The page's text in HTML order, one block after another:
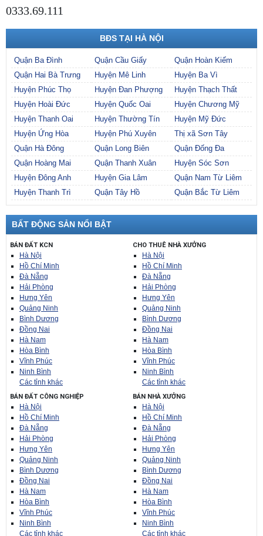
0333.69.111
BĐS TẠI HÀ NỘI
Quận Ba Đình Quận Cầu Giấy
Quận Hoàn Kiếm
Quận Hai Bà Trưng
Huyện Mê Linh
Huyện Ba Vì
Huyện Phúc Thọ
Huyện Đan Phượng
Huyện Thạch Thất
Huyện Hoài Đức
Huyện Quốc Oai
Huyện Chương Mỹ
Huyện Thanh Oai
Huyện Thường Tín
Huyện Mỹ Đức
Huyện Ứng Hòa
Huyện Phú Xuyên
Thị xã Sơn Tây
Quận Hà Đông
Quận Long Biên
Quận Đống Đa
Quận Hoàng Mai
Quận Thanh Xuân
Huyện Sóc Sơn
Huyện Đông Anh
Huyện Gia Lâm
Quận Nam Từ Liêm
Huyện Thanh Trì
Quận Tây Hồ Quận Bắc Từ Liêm
BẤT ĐỘNG SẢN NỔI BẬT
BÁN ĐẤT KCN
Hà Nội
Hồ Chí Minh
Đà Nẵng
Hải Phòng
Hưng Yên
Quảng Ninh
Bình Dương
Đồng Nai
Hà Nam
Hòa Bình
Vĩnh Phúc
Ninh Bình
Các tỉnh khác
CHO THUÊ NHÀ XƯỞNG
Hà Nội
Hồ Chí Minh
Đà Nẵng
Hải Phòng
Hưng Yên
Quảng Ninh
Bình Dương
Đồng Nai
Hà Nam
Hòa Bình
Vĩnh Phúc
Ninh Bình
Các tỉnh khác
BÁN ĐẤT CÔNG NGHIỆP
Hà Nội
Hồ Chí Minh
Đà Nẵng
Hải Phòng
Hưng Yên
Quảng Ninh
Bình Dương
Đồng Nai
Hà Nam
Hòa Bình
Vĩnh Phúc
Ninh Bình
Các tỉnh khác
BÁN NHÀ XƯỞNG
Hà Nội
Hồ Chí Minh
Đà Nẵng
Hải Phòng
Hưng Yên
Quảng Ninh
Bình Dương
Đồng Nai
Hà Nam
Hòa Bình
Vĩnh Phúc
Ninh Bình
Các tỉnh khác